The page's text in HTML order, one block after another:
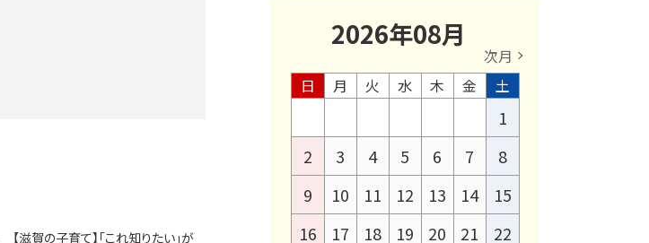
【滋賀の子育て】「これ知りたい」が
2026年08月
次月
日
月 火 水 木 金 土
1
2
3 4 5 6 7
8
9
10 11 12 13 14
15
16
17 18 19 20 21
22